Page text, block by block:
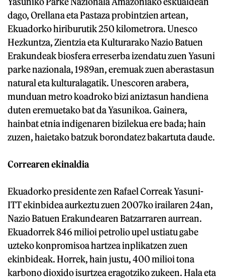
dago, Orellana eta Pastaza probintzien artean,
Ekuadorko hiriburutik 250 kilometrora. Unesco
Hezkuntza, Zientzia eta Kulturarako Nazio Batuen
Erakundeak biosfera erreserba izendatu zuen Yasuni
parke nazionala, 1989an, eremuak zuen aberastasun
natural eta kulturalagatik. Unescoren arabera,
munduan metro koadroko bizi aniztasun handiena
duten eremuetako bat da Yasunikoa. Gainera,
hainbat etnia indigenaren bizilekua ere bada; hain
zuzen, haietako batzuk borondatez bakartuta daude.
Correaren ekinaldia
Ekuadorko presidente zen Rafael Correak Yasuni-
ITT ekinbidea aurkeztu zuen 2007ko irailaren 24an,
Nazio Batuen Erakundearen Batzarraren aurrean.
Ekuadorrek 846 milioi petrolio upel ustiatu gabe
uzteko konpromisoa hartzea inplikatzen zuen
ekinbideak. Horrek, hain justu, 400 milioi tona
karbono dioxido isurtzea eragotziko zukeen. Hala eta